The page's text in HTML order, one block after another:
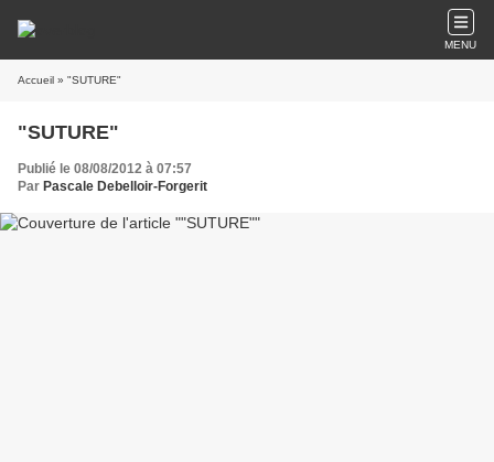
MENU
Accueil » "SUTURE"
"SUTURE"
Publié le 08/08/2012 à 07:57
Par Pascale Debelloir-Forgerit